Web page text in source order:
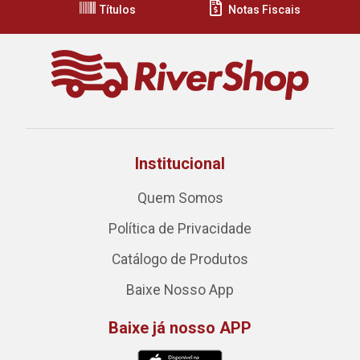
Títulos Notas Fiscais
Institucional
Quem Somos
Política de Privacidade
Catálogo de Produtos
Baixe Nosso App
Baixe já nosso APP